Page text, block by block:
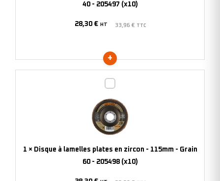
-
40 - 205497 (x10)
28,30 € HT 33,96 € TTC
lamelles
plates
en
1 × Disque à lamelles plates en zircon - 115mm - Grain
60 - 205498 (x10)